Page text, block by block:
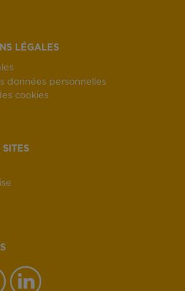
LÉGALES
données personnelles
cookies
SITES